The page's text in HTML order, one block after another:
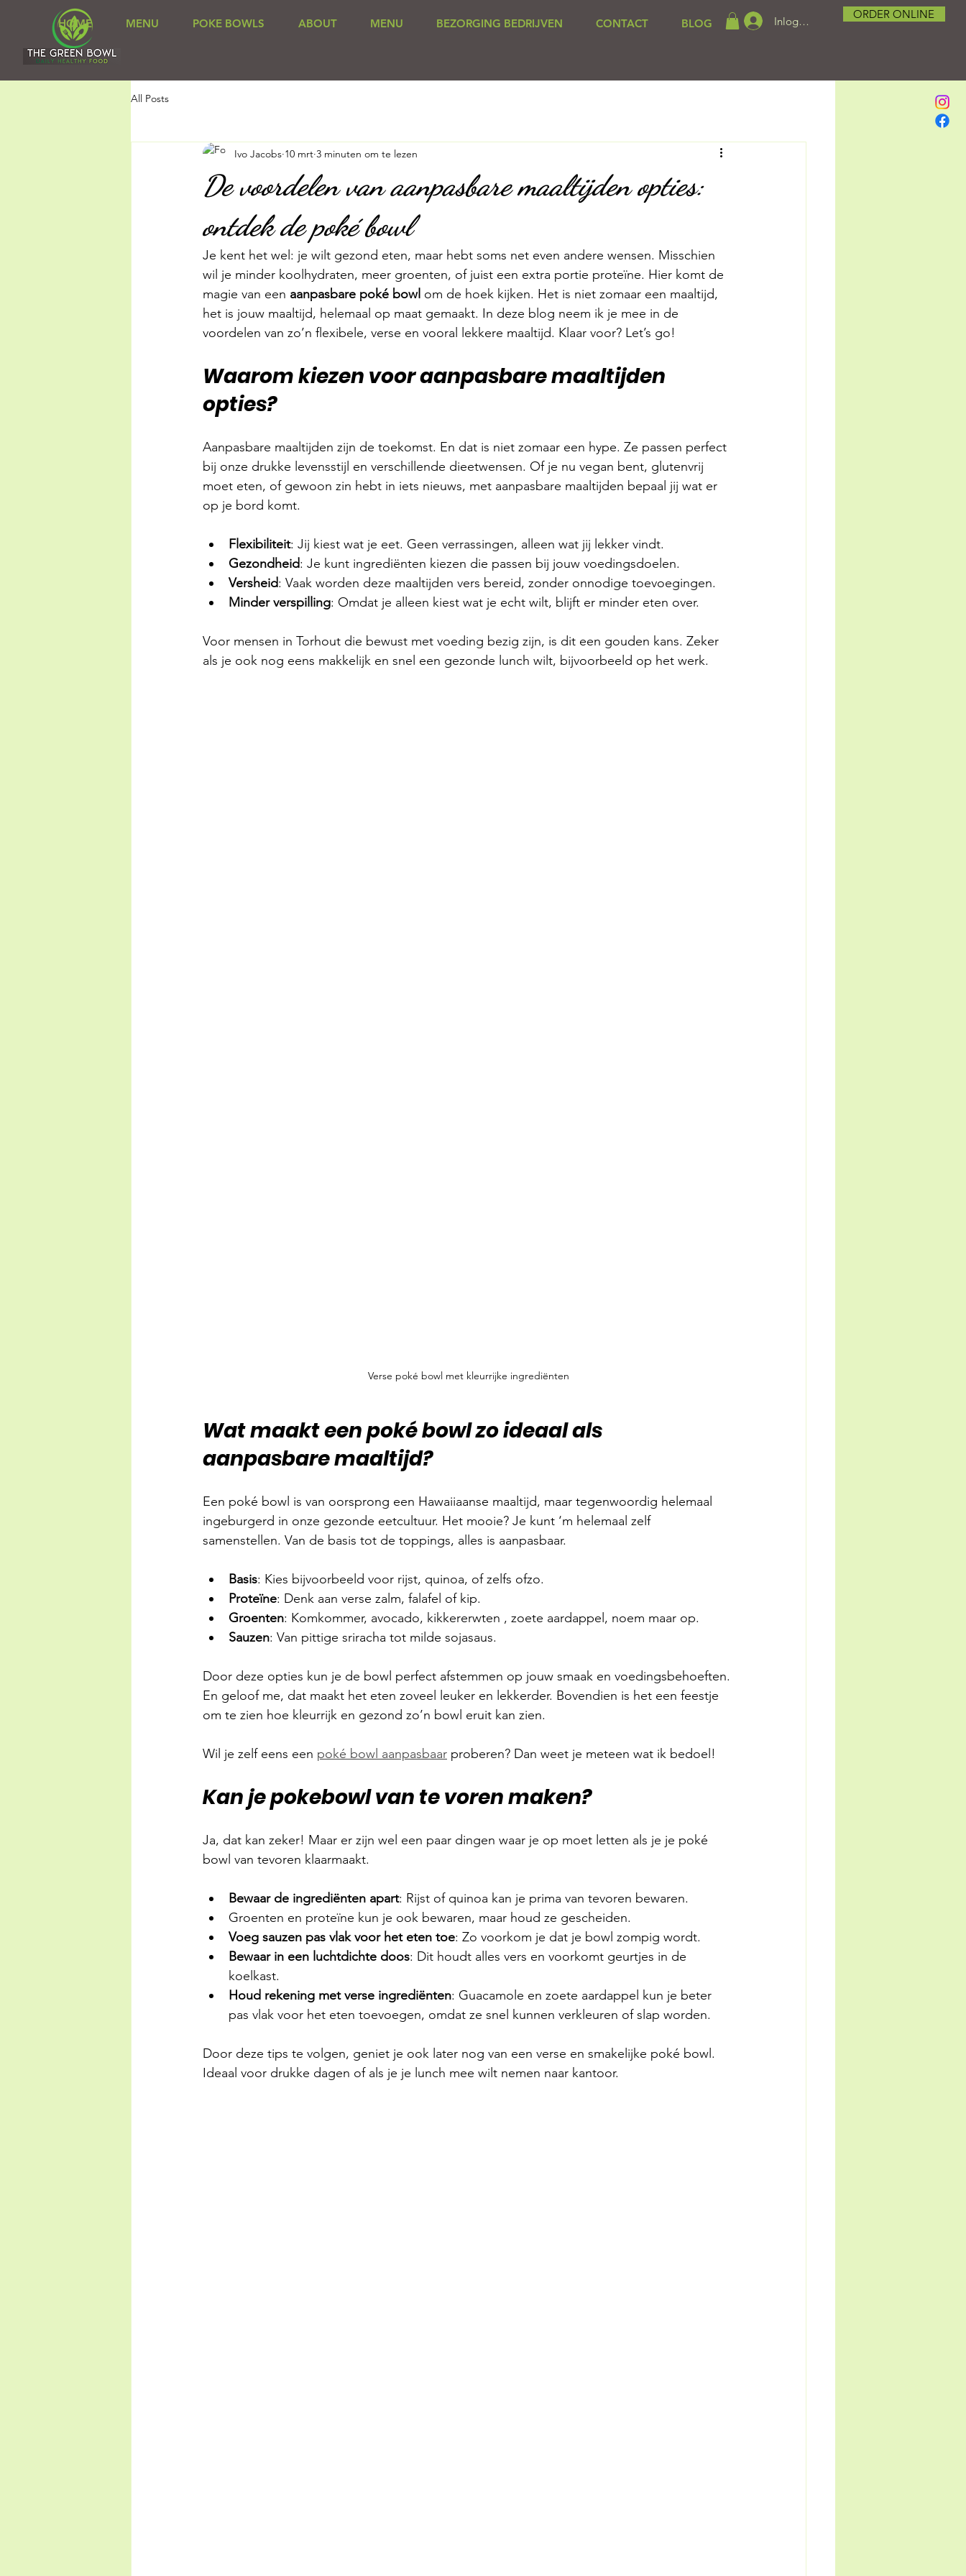
HOME MENU POKE BOWLS ABOUT MENU BEZORGING BEDRIJVEN CONTACT BLOG Inloggen ORDER ONLINE
All Posts
De voordelen van aanpasbare maaltijden opties:
ontdek de poké bowl
Ivo Jacobs 10 mrt 3 minuten om te lezen
Je kent het wel: je wilt gezond eten, maar hebt soms net even andere wensen. Misschien
wil je minder koolhydraten, meer groenten, of juist een extra portie proteïne. Hier komt de
magie van een aanpasbare poké bowl om de hoek kijken. Het is niet zomaar een maaltijd,
het is jouw maaltijd, helemaal op maat gemaakt. In deze blog neem ik je mee in de
voordelen van zo’n flexibele, verse en vooral lekkere maaltijd. Klaar voor? Let’s go!
Waarom kiezen voor aanpasbare maaltijden
opties?
Aanpasbare maaltijden zijn de toekomst. En dat is niet zomaar een hype. Ze passen perfect
bij onze drukke levensstijl en verschillende dieetwensen. Of je nu vegan bent, glutenvrij
moet eten, of gewoon zin hebt in iets nieuws, met aanpasbare maaltijden bepaal jij wat er
op je bord komt.
Flexibiliteit: Jij kiest wat je eet. Geen verrassingen, alleen wat jij lekker vindt.
Gezondheid: Je kunt ingrediënten kiezen die passen bij jouw voedingsdoelen.
Versheid: Vaak worden deze maaltijden vers bereid, zonder onnodige toevoegingen.
Minder verspilling: Omdat je alleen kiest wat je echt wilt, blijft er minder eten over.
Voor mensen in Torhout die bewust met voeding bezig zijn, is dit een gouden kans. Zeker
als je ook nog eens makkelijk en snel een gezonde lunch wilt, bijvoorbeeld op het werk.
Verse poké bowl met kleurrijke ingrediënten
Wat maakt een poké bowl zo ideaal als
aanpasbare maaltijd?
Een poké bowl is van oorsprong een Hawaiiaanse maaltijd, maar tegenwoordig helemaal
ingeburgerd in onze gezonde eetcultuur. Het mooie? Je kunt ‘m helemaal zelf
samenstellen. Van de basis tot de toppings, alles is aanpasbaar.
Basis: Kies bijvoorbeeld voor rijst, quinoa, of zelfs ofzo.
Proteïne: Denk aan verse zalm, falafel of kip.
Groenten: Komkommer, avocado, kikkererwten , zoete aardappel, noem maar op.
Sauzen: Van pittige sriracha tot milde sojasaus.
Door deze opties kun je de bowl perfect afstemmen op jouw smaak en voedingsbehoeften.
En geloof me, dat maakt het eten zoveel leuker en lekkerder. Bovendien is het een feestje
om te zien hoe kleurrijk en gezond zo’n bowl eruit kan zien.
Wil je zelf eens een poké bowl aanpasbaar proberen? Dan weet je meteen wat ik bedoel!
Kan je pokebowl van te voren maken?
Ja, dat kan zeker! Maar er zijn wel een paar dingen waar je op moet letten als je je poké
bowl van tevoren klaarmaakt.
Bewaar de ingrediënten apart: Rijst of quinoa kan je prima van tevoren bewaren.
Groenten en proteïne kun je ook bewaren, maar houd ze gescheiden.
Voeg sauzen pas vlak voor het eten toe: Zo voorkom je dat je bowl zompig wordt.
Bewaar in een luchtdichte doos: Dit houdt alles vers en voorkomt geurtjes in de
koelkast.
Houd rekening met verse ingrediënten: Guacamole en zoete aardappel kun je beter
pas vlak voor het eten toevoegen, omdat ze snel kunnen verkleuren of slap worden.
Door deze tips te volgen, geniet je ook later nog van een verse en smakelijke poké bowl.
Ideaal voor drukke dagen of als je je lunch mee wilt nemen naar kantoor.